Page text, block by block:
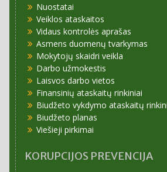
Nuostatai
Veiklos ataskaitos
Vidaus kontrolės aprašas
Asmens duomenų tvarkymas
Mokytojų skaidri veikla
Darbo užmokestis
Laisvos darbo vietos
Finansinių ataskaitų rinkiniai
Biudžeto vykdymo ataskaitų
Biudžeto planas
Viešieji pirkimai
KORUPCIJOS PREVENCIJA